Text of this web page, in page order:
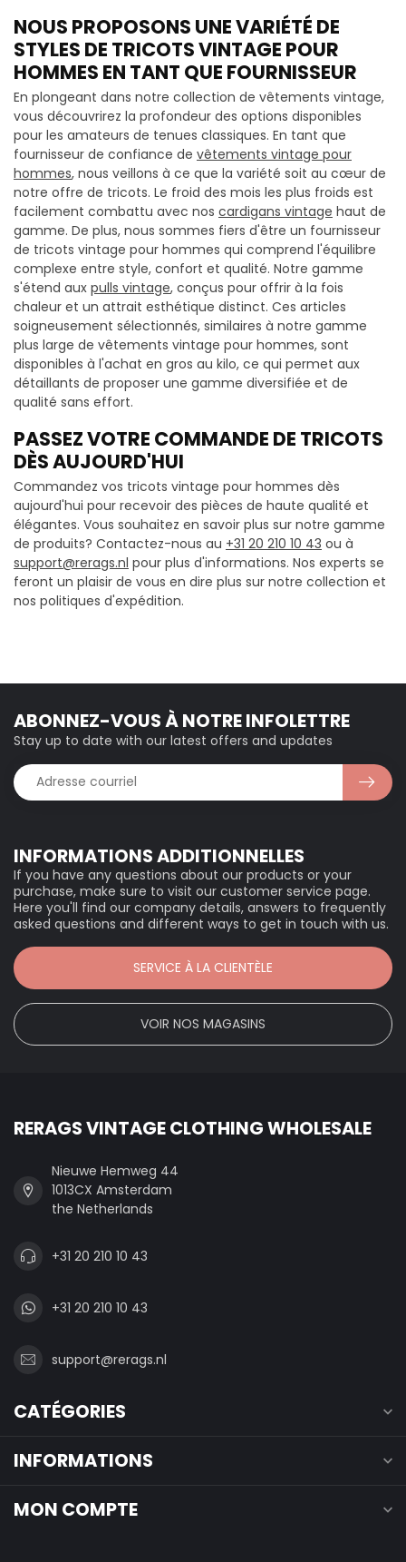
NOUS PROPOSONS UNE VARIÉTÉ DE
STYLES DE TRICOTS VINTAGE POUR
HOMMES EN TANT QUE FOURNISSEUR
En plongeant dans notre collection de vêtements vintage,
vous découvrirez la profondeur des options disponibles
pour les amateurs de tenues classiques. En tant que
fournisseur de confiance de vêtements vintage pour
hommes, nous veillons à ce que la variété soit au cœur de
notre offre de tricots. Le froid des mois les plus froids est
facilement combattu avec nos cardigans vintage haut de
gamme. De plus, nous sommes fiers d'être un fournisseur
de tricots vintage pour hommes qui comprend l'équilibre
complexe entre style, confort et qualité. Notre gamme
s'étend aux pulls vintage, conçus pour offrir à la fois
chaleur et un attrait esthétique distinct. Ces articles
soigneusement sélectionnés, similaires à notre gamme
plus large de vêtements vintage pour hommes, sont
disponibles à l'achat en gros au kilo, ce qui permet aux
détaillants de proposer une gamme diversifiée et de
qualité sans effort.
PASSEZ VOTRE COMMANDE DE TRICOTS
DÈS AUJOURD'HUI
Commandez vos tricots vintage pour hommes dès
aujourd'hui pour recevoir des pièces de haute qualité et
élégantes. Vous souhaitez en savoir plus sur notre gamme
de produits? Contactez-nous au +31 20 210 10 43 ou à
support@rerags.nl pour plus d'informations. Nos experts se
feront un plaisir de vous en dire plus sur notre collection et
nos politiques d'expédition.
INFORMATIONS ADDITIONNELLES
If you have any questions about our products or your
purchase, make sure to visit our customer service page.
Here you'll find our company details, answers to frequently
asked questions and different ways to get in touch with us.
SERVICE À LA CLIENTÈLE
VOIR NOS MAGASINS
ABONNEZ-VOUS À NOTRE INFOLETTRE
Stay up to date with our latest offers and updates
RERAGS VINTAGE CLOTHING WHOLESALE
Nieuwe Hemweg 44
1013CX Amsterdam
the Netherlands
+31 20 210 10 43
+31 20 210 10 43
support@rerags.nl
CATÉGORIES
INFORMATIONS
MON COMPTE